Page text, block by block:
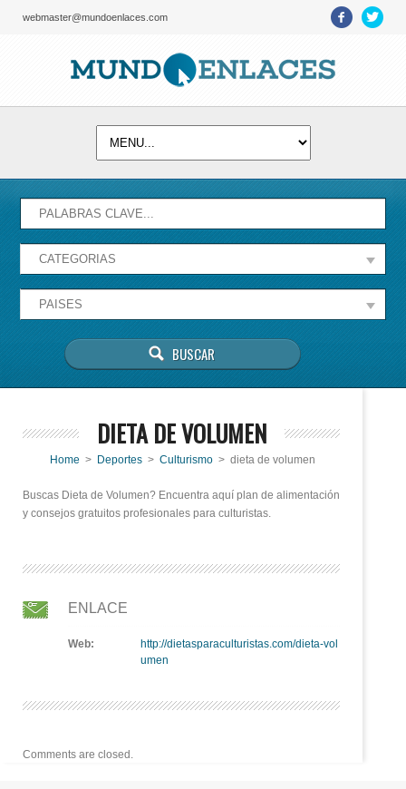
webmaster@mundoenlaces.com
DIETA DE VOLUMEN
Home > Deportes > Culturismo > dieta de volumen
Buscas Dieta de Volumen? Encuentra aquí plan de alimentación
y consejos gratuitos profesionales para culturistas.
ENLACE
Web:
http://dietasparaculturistas.com/dieta-vol
umen
Comments are closed.